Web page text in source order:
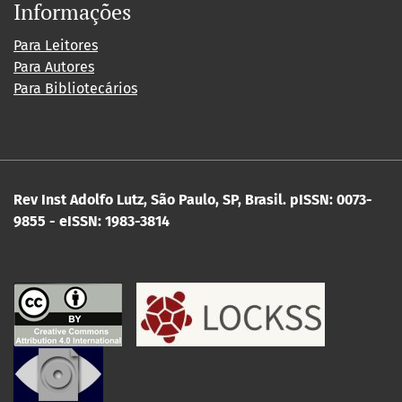
Informações
Para Leitores
Para Autores
Para Bibliotecários
Rev Inst Adolfo Lutz, São Paulo, SP, Brasil. pISSN: 0073-
9855 - eISSN: 1983-3814